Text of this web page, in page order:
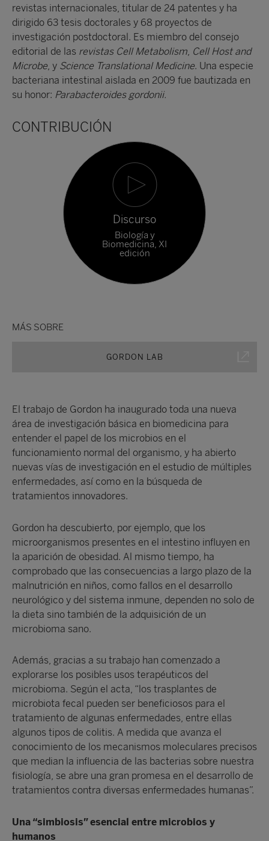
revistas internacionales, titular de 24 patentes y ha
dirigido 63 tesis doctorales y 68 proyectos de
investigación postdoctoral. Es miembro del consejo
editorial de las revistas Cell Metabolism Cell Host and
Microbe , y Science Translational Medicine. Una especie
bacteriana intestinal aislada en 2009 fue bautizada en
su honor: Parabacteroides gordonii.
CONTRIBUCIÓN
Discurso
Biología y
Biomedicina, XI
edición
MÁS SOBRE
GORDON LAB
El trabajo de Gordon ha inaugurado toda una nueva
área de investigación básica en biomedicina para
entender el papel de los microbios en el
funcionamiento normal del organismo, y ha abierto
nuevas vías de investigación en el estudio de múltiples
enfermedades, así como en la búsqueda de
tratamientos innovadores.
Gordon ha descubierto, por ejemplo, que los
microorganismos presentes en el intestino influyen en
la aparición de obesidad. Al mismo tiempo, ha
comprobado que las consecuencias a largo plazo de la
malnutrición en niños, como fallos en el desarrollo
neurológico y del sistema inmune, dependen no solo de
la dieta sino también de la adquisición de un
microbioma sano.
Además, gracias a su trabajo han comenzado a
explorarse los posibles usos terapéuticos del
microbioma. Según el acta, “los trasplantes de
microbiota fecal pueden ser beneficiosos para el
tratamiento de algunas enfermedades, entre ellas
algunos tipos de colitis. A medida que avanza el
conocimiento de los mecanismos moleculares precisos
que median la influencia de las bacterias sobre nuestra
fisiología, se abre una gran promesa en el desarrollo de
tratamientos contra diversas enfermedades humanas”.
Una “simbiosis” esencial entre microbios y
humanos